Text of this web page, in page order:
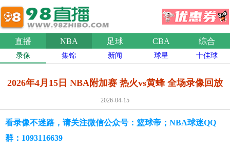
直播 NBA 足球 CBA 综合
录像 集锦 新闻 球星 十佳球
2026年4月15日 NBA附加赛 热火vs黄蜂 全场录像回放
2026-04-15
看录像不迷路，请关注微信公众号：篮球帝；NBA球迷QQ
群：1093116639